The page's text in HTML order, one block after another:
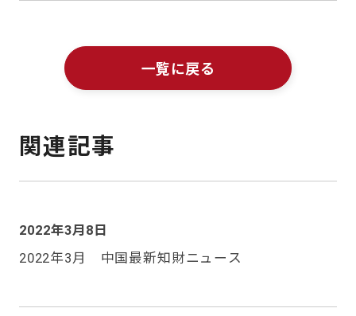
一覧に戻る
関連記事
2022年3月8日
2022年3月 中国最新知財ニュース